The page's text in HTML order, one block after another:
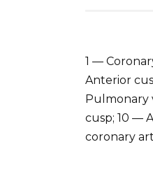
1 —
Anterior
Pulmonary
cusp; 10 —
coronary